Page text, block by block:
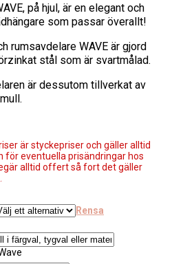
på hjul, är en elegant och
som passar överallt!
rumsavdelare WAVE är gjord
stål som är svartmålad.
är dessutom tillverkat av
är styckepriser och gäller alltid
för eventuella prisändringar hos
alltid offert så fort det gäller
Rensa